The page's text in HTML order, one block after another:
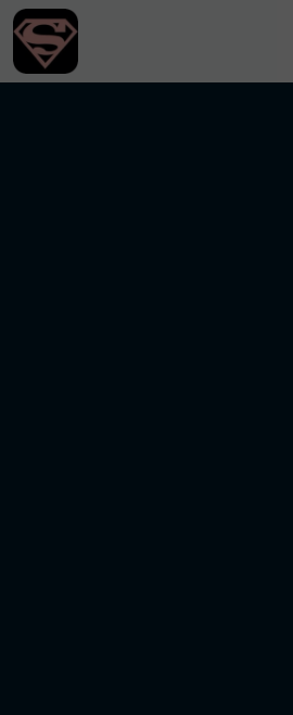
跳转到主要内容